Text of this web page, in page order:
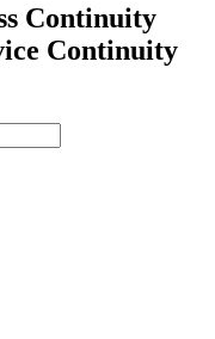
Continuity
Continuity